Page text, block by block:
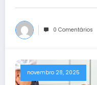
0 Comentários
novembro 28, 2025